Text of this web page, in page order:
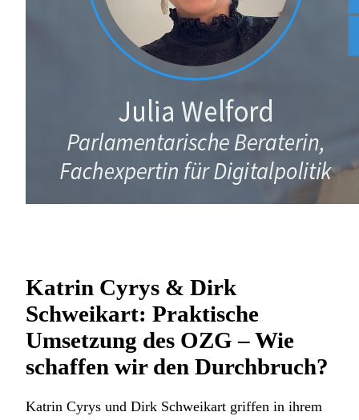
Katrin Cyrys & Dirk
Schweikart: Praktische
Umsetzung des OZG – Wie
schaffen wir den Durchbruch?
Katrin Cyrys und Dirk Schweikart griffen in ihrem